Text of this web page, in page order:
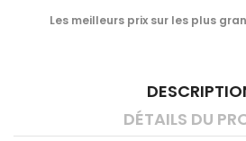
Les meilleurs prix sur les plus
DÉTAILS DU